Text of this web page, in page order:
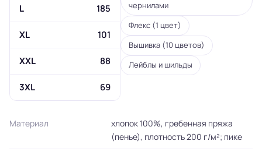
L 185
XL 101
XXL 88
3XL 69
чернилами
Флекс (1 цвет)
Вышивка (10 цветов)
Лейблы и шильды
Материал
хлопок 100%, гребенная пряжа
(пенье), плотность 200 г/м²; пике